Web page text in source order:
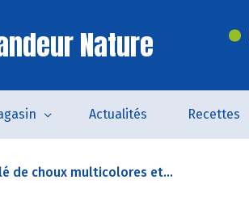
Nature
Actualités Recettes
de choux multicolores et...